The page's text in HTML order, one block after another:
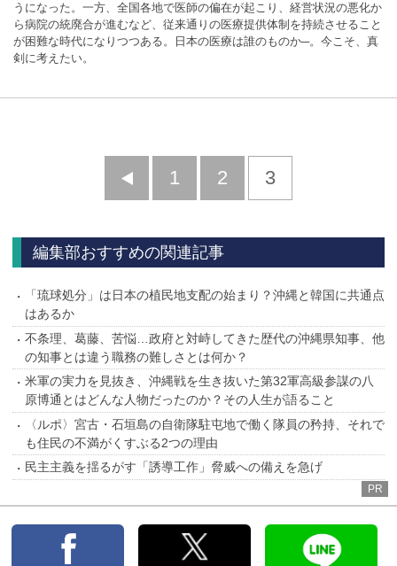
うになった。一方、全国各地で医師の偏在が起こり、経営状況の悪化か
ら病院の統廃合が進むなど、従来通りの医療提供体制を持続させること
が困難な時代になりつつある。日本の医療は誰のものか─。今こそ、真
剣に考えたい。
前
1 2 3
編集部おすすめの関連記事
「琉球処分」は日本の植民地支配の始まり？沖縄と韓国に共通点
はあるか
不条理、葛藤、苦悩…政府と対峙してきた歴代の沖縄県知事、他
の知事とは違う職務の難しさとは何か？
米軍の実力を見抜き、沖縄戦を生き抜いた第32軍高級参謀の八
原博通とはどんな人物だったのか？その人生が語ること
〈ルポ〉宮古・石垣島の自衛隊駐屯地で働く隊員の矜持、それで
も住民の不満がくすぶる2つの理由
民主主義を揺るがす「誘導工作」脅威への備えを急げ
PR